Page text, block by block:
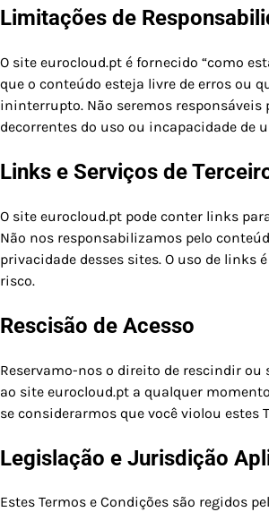
Limitações de
O site eurocloud.pt é fornecido “como
que o conteúdo esteja livre de erros ou
ininterrupto. Não seremos responsáveis
decorrentes do uso ou incapacidade de
Links e Serviços de
O site eurocloud.pt pode conter links
Não nos responsabilizamos pelo
privacidade desses sites. O uso de links
risco.
Rescisão de Acesso
Reservamo-nos o direito de rescindir ou
ao site eurocloud.pt a qualquer
se considerarmos que você violou estes
Legislação e Jurisdição
Estes Termos e Condições são regidos